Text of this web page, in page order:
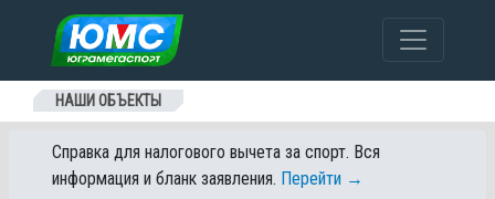
Перейти к содержанию
НАШИ ОБЪЕКТЫ
Справка для налогового вычета за спорт. Вся
информация и бланк заявления. Перейти →